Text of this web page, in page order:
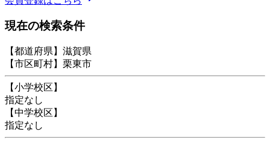
現在の検索条件
【都道府県】滋賀県
【市区町村】栗東市
【小学校区】
指定なし
【中学校区】
指定なし